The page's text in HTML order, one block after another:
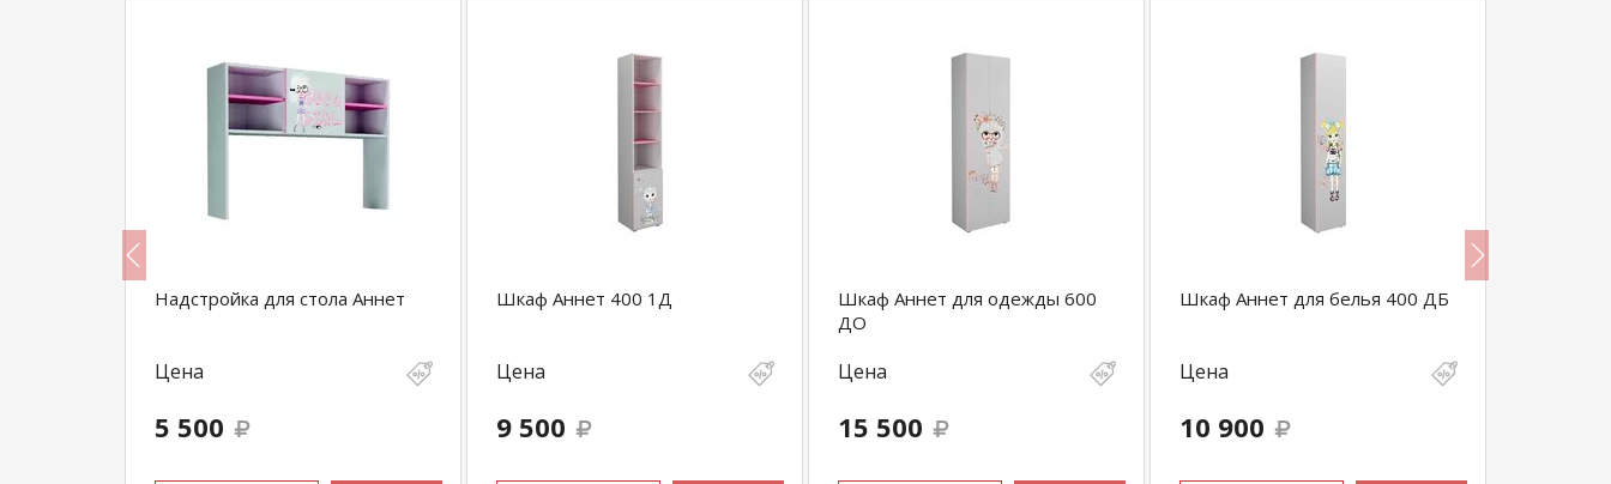
Надстройка для стола Аннет
Цена
5 500
Шкаф Аннет 400 1Д
Цена
9 500
Шкаф Аннет для одежды 600
ДО
Цена
15 500
Шкаф Аннет для белья 400 ДБ
Цена
10 900